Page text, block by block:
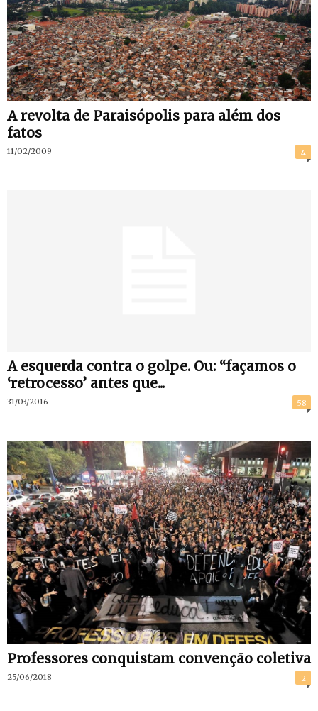
A revolta de Paraisópolis para além dos
fatos
11/02/2009 4
A esquerda contra o golpe. Ou: “façamos o
‘retrocesso’ antes que...
31/03/2016 58
Professores conquistam convenção coletiva
25/06/2018 2